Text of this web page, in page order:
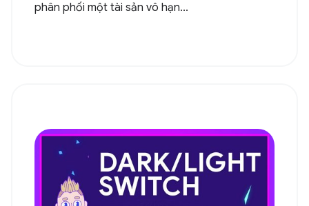
phân phối một tài sản vô hạn...